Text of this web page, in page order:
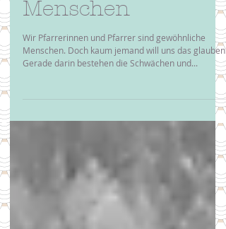
Die gewöhnlichen
Menschen
Wir Pfarrerinnen und Pfarrer sind gewöhnliche
Menschen. Doch kaum jemand will uns das glauben.